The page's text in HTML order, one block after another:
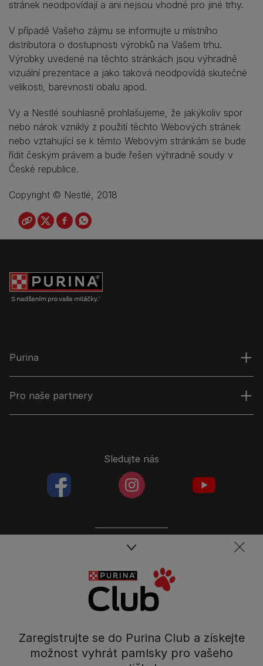
stránek neodpovídají a ani nejsou vhodné pro jiné trhy.
V případě Vašeho zájmu se informujte u místního
distributora o dostupnosti výrobků na Vašem trhu.
Výrobky uvedené na těchto stránkách jsou výhradně
vizuální prezentace a jako taková neodpovídá skutečné
velikosti, barevnosti obalu apod.
Vy a Nestlé souhlasně prohlašujeme, že jakýkoliv spor
nebo nárok vzniklý z použití těchto Webových stránek
nebo vztahující se k těmto Webovým stránkám se bude
řídit českým právem a bude řešen výhradně soudy v
České republice.
Copyright © Nestlé, 2018
Zaregistrujte se do Purina Club a získejte
možnost vyhrát pamlsky pro vašeho
Purina
Pro naše partnery
Spojte se s týmem péče o domácí mazlíčky
Tel.: 800 135 135
Mezi Vodami 2035/31,
Praha 4 - Modřany
Sledujte nás
facebookColoredinstagramColored